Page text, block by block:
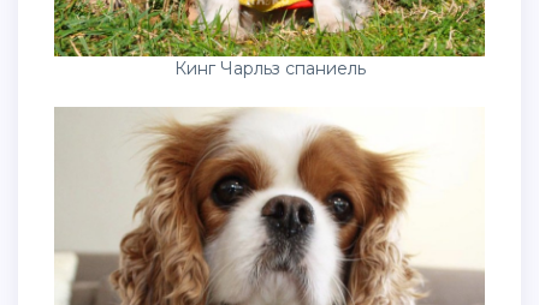
Кинг Чарльз спаниель